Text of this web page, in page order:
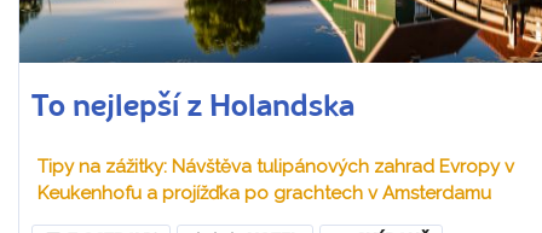
To nejlepší z Holandska
Tipy na zážitky: Návštěva tulipánových zahrad Evropy v
Keukenhofu a projížďka po grachtech v Amsterdamu